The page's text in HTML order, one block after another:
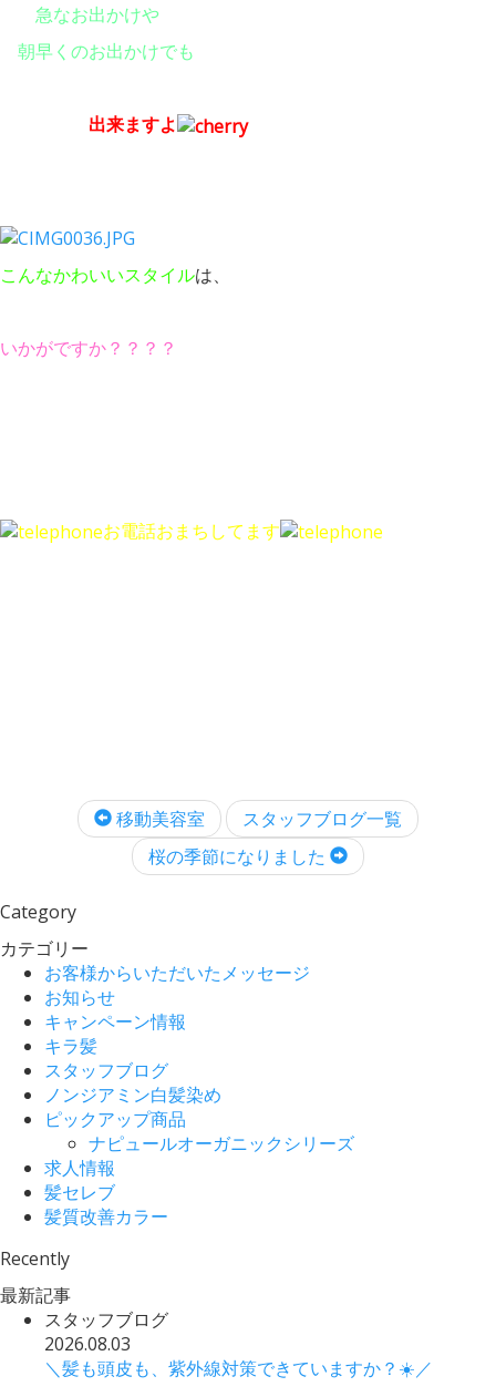
急なお出かけや
朝早くのお出かけでも
出来ますよ
こんなかわいいスタイルは、
いかがですか？？？？
お電話おまちしてます
移動美容室
スタッフブログ一覧
桜の季節になりました
Category
カテゴリー
お客様からいただいたメッセージ
お知らせ
キャンペーン情報
キラ髪
スタッフブログ
ノンジアミン白髪染め
ピックアップ商品
ナピュールオーガニックシリーズ
求人情報
髪セレブ
髪質改善カラー
Recently
最新記事
スタッフブログ
2026.08.03
＼髪も頭皮も、紫外線対策できていますか？☀️／